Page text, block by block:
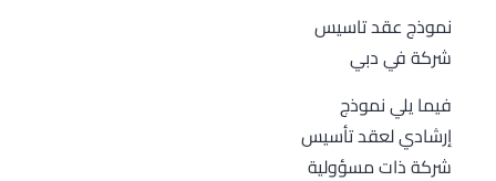
نموذج عقد تاسيس
شركة في دبي
فيما يلي نموذج
إرشادي لعقد تأسيس
شركة ذات مسؤولية